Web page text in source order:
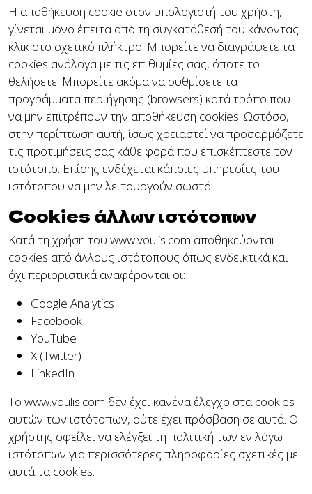
Η αποθήκευση cookie στον υπολογιστή του χρήστη,
γίνεται μόνο έπειτα από τη συγκατάθεσή του κάνοντας
κλικ στο σχετικό πλήκτρο. Μπορείτε να διαγράψετε τα
cookies ανάλογα με τις επιθυμίες σας, όποτε το
θελήσετε. Μπορείτε ακόμα να ρυθμίσετε τα
προγράμματα περιήγησης (browsers) κατά τρόπο που
να μην επιτρέπουν την αποθήκευση cookies. Ωστόσο,
στην περίπτωση αυτή, ίσως χρειαστεί να προσαρμόζετε
τις προτιμήσεις σας κάθε φορά που επισκέπτεστε τον
ιστότοπο. Επίσης ενδέχεται κάποιες υπηρεσίες του
ιστότοπου να μην λειτουργούν σωστά.
Cookies άλλων ιστότοπων
Κατά τη χρήση του www.voulis.com αποθηκεύονται
cookies από άλλους ιστότοπους όπως ενδεικτικά και
όχι περιοριστικά αναφέρονται οι:
Google Analytics
Facebook
YouTube
X (Twitter)
LinkedIn
Το www.voulis.com δεν έχει κανένα έλεγχο στα cookies
αυτών των ιστότοπων, ούτε έχει πρόσβαση σε αυτά. Ο
χρήστης οφείλει να ελέγξει τη πολιτική των εν λόγω
ιστότοπων για περισσότερες πληροφορίες σχετικές με
αυτά τα cookies.